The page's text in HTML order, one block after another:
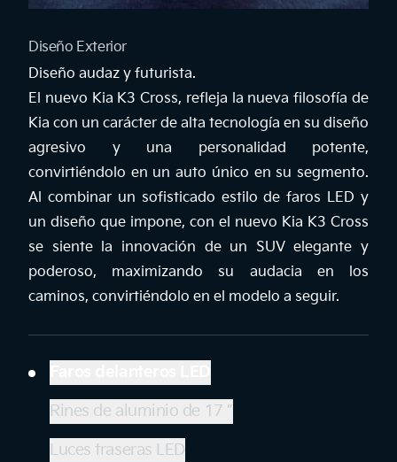
Diseño Exterior
Diseño audaz y futurista.
El nuevo Kia K3 Cross, refleja la nueva filosofía de
Kia con un carácter de alta tecnología en su diseño
agresivo y una personalidad potente,
convirtiéndolo en un auto único en su segmento.
Al combinar un sofisticado estilo de faros LED y
un diseño que impone, con el nuevo Kia K3 Cross
se siente la innovación de un SUV elegante y
poderoso, maximizando su audacia en los
caminos, convirtiéndolo en el modelo a seguir.
Rines de aluminio de 17 ”
Luces traseras LED